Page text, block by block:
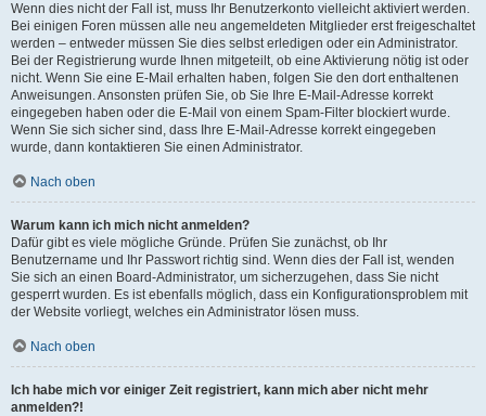
Wenn dies nicht der Fall ist, muss Ihr Benutzerkonto vielleicht aktiviert werden.
Bei einigen Foren müssen alle neu angemeldeten Mitglieder erst freigeschaltet
werden – entweder müssen Sie dies selbst erledigen oder ein Administrator.
Bei der Registrierung wurde Ihnen mitgeteilt, ob eine Aktivierung nötig ist oder
nicht. Wenn Sie eine E-Mail erhalten haben, folgen Sie den dort enthaltenen
Anweisungen. Ansonsten prüfen Sie, ob Sie Ihre E-Mail-Adresse korrekt
eingegeben haben oder die E-Mail von einem Spam-Filter blockiert wurde.
Wenn Sie sich sicher sind, dass Ihre E-Mail-Adresse korrekt eingegeben
wurde, dann kontaktieren Sie einen Administrator.
Nach oben
Warum kann ich mich nicht anmelden?
Dafür gibt es viele mögliche Gründe. Prüfen Sie zunächst, ob Ihr
Benutzername und Ihr Passwort richtig sind. Wenn dies der Fall ist, wenden
Sie sich an einen Board-Administrator, um sicherzugehen, dass Sie nicht
gesperrt wurden. Es ist ebenfalls möglich, dass ein Konfigurationsproblem mit
der Website vorliegt, welches ein Administrator lösen muss.
Nach oben
Ich habe mich vor einiger Zeit registriert, kann mich aber nicht mehr
anmelden?!